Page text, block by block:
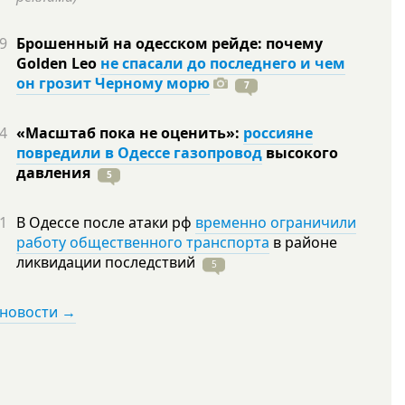
Брошенный на одесском рейде: почему
Golden Leo не спасали до последнего и чем
он грозит Черному морю
7
«Масштаб пока не оценить»: россияне
повредили в Одессе газопровод высокого
давления
5
В Одессе после атаки рф временно ограничили
работу общественного транспорта в районе
ликвидации последствий 5
→